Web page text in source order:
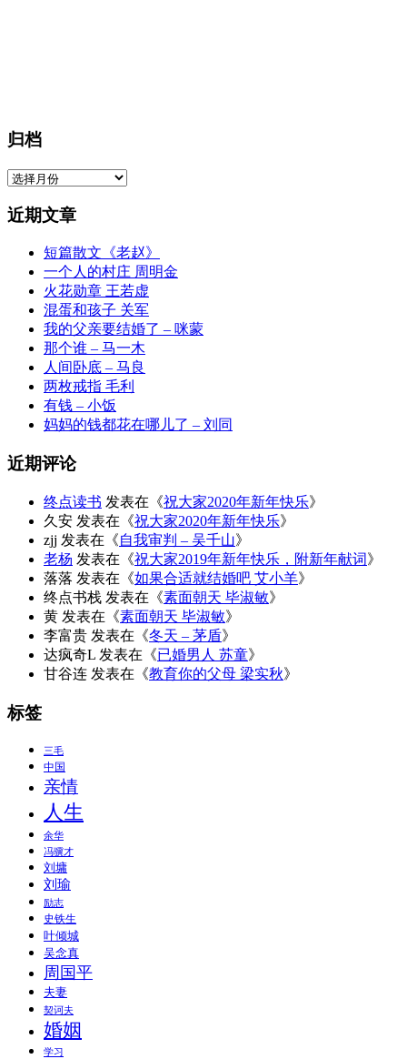
归档
归
近期文章
短篇散文《老赵》
一个人的村庄 周明金
火花勋章 王若虚
混蛋和孩子 关军
我的父亲要结婚了 – 咪蒙
那个谁 – 马一木
人间卧底 – 马良
两枚戒指 毛利
有钱 – 小饭
妈妈的钱都花在哪儿了 – 刘同
近期评论
终点读书 发表在《祝大家2020年新年快乐》
久安 发表在《祝大家2020年新年快乐》
zjj 发表在《自我审判 – 吴千山》
老杨 发表在《祝大家2019年新年快乐，附新年献词》
落落 发表在《如果合适就结婚吧 艾小羊》
终点书栈 发表在《素面朝天 毕淑敏》
黄 发表在《素面朝天 毕淑敏》
李富贵 发表在《冬天 – 茅盾》
达疯奇L 发表在《已婚男人 苏童》
甘谷连 发表在《教育你的父母 梁实秋》
标签
三毛
中国
亲情
人生
余华
冯骥才
刘墉
刘瑜
励志
史铁生
叶倾城
吴念真
周国平
夫妻
契诃夫
婚姻
学习